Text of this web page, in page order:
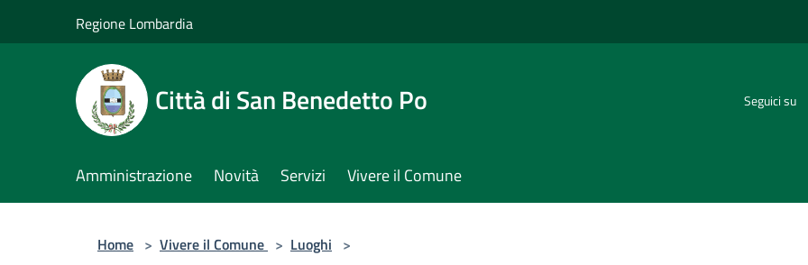
Regione Lombardia
Città di San Benedetto Po Seguici su
Amministrazione Novità Servizi Vivere il Comune
Home > Vivere il Comune > Luoghi >